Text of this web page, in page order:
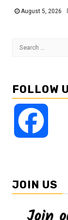
August 5, 2026
Search
FOLLOW
JOIN US